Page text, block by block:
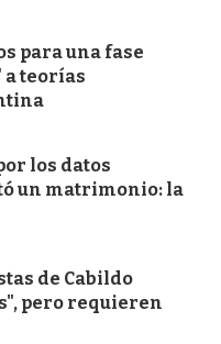
para una fase
a teorías
los datos
un matrimonio: la
de Cabildo
pero requieren